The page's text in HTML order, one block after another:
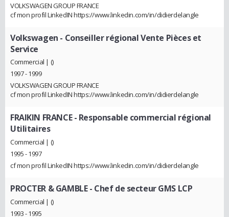
VOLKSWAGEN GROUP FRANCE
cf mon profil LinkedIN https://www.linkedin.com/in/didierdelangle
Volkswagen - Conseiller régional Vente Pièces et
Service
Commercial | ()
1997 - 1999
VOLKSWAGEN GROUP FRANCE
cf mon profil LinkedIN https://www.linkedin.com/in/didierdelangle
FRAIKIN FRANCE- Responsable commercial régional
Utilitaires
Commercial | ()
1995 - 1997
cf mon profil LinkedIN https://www.linkedin.com/in/didierdelangle
PROCTER & GAMBLE- Chef de secteur GMS LCP
Commercial | ()
1993 - 1995